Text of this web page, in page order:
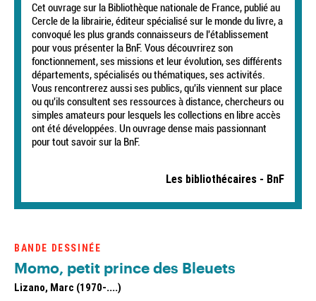
Cet ouvrage sur la Bibliothèque nationale de France, publié au
Cercle de la librairie, éditeur spécialisé sur le monde du livre, a
convoqué les plus grands connaisseurs de l'établissement
pour vous présenter la BnF. Vous découvrirez son
fonctionnement, ses missions et leur évolution, ses différents
départements, spécialisés ou thématiques, ses activités.
Vous rencontrerez aussi ses publics, qu'ils viennent sur place
ou qu'ils consultent ses ressources à distance, chercheurs ou
simples amateurs pour lesquels les collections en libre accès
ont été développées. Un ouvrage dense mais passionnant
pour tout savoir sur la BnF.
Les bibliothécaires - BnF
BANDE DESSINÉE
Momo, petit prince des Bleuets
Lizano, Marc (1970-....)